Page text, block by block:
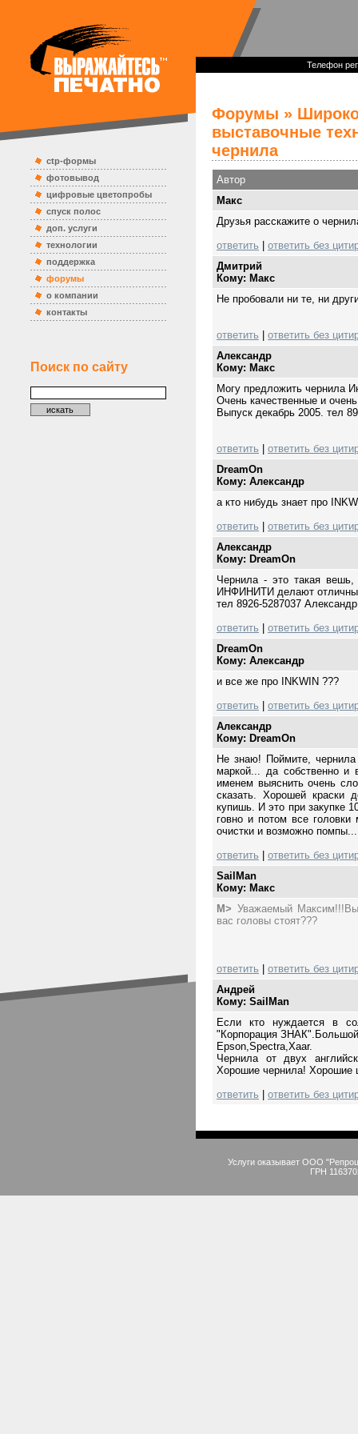
ctp-формы
фотовывод
цифровые цветопробы
спуск полос
доп. услуги
технологии
поддержка
форумы
о компании
контакты
Поиск по сайту
Телефон
Форумы »
выставочные
чернила
Автор
Mакс
Друзья расскажите о
ответить
ответить без
Дмитрий
Кому: Mакс
Не пробовали ни те, ни
ответить
ответить без
Александр
Кому: Mакс
Могу предложить чернила
Очень качественные и
Выпуск декабрь 2005. тел
ответить
ответить без
DreamOn
Кому: Александр
а кто нибудь знает про
ответить
ответить без
Александр
Кому: DreamOn
Чернила - это такая вешь,
ИНФИНИТИ делают
тел 8926-5287037
ответить
ответить без
DreamOn
Кому: Александр
и все же про INKWIN ???
ответить
ответить без
Александр
Кому: DreamOn
Не знаю! Поймите,
маркой... да собственно и
именем выяснить очень
сказать. Хорошей краски
купишь. И это при закупке
говно и потом все
очистки и возможно помпы...
ответить
ответить без
SailMan
Кому: Mакс
M> Уважаемый Максим!!!Вы
вас головы стоят???
ответить
ответить без
Андрей
Кому: SailMan
Если кто нуждается в
"Корпорация
Epson,Spectra,Xaar.
Чернила от двух
Хорошие чернила! Хорошие
ответить
ответить без
Услуги оказывает ООО
ГРН